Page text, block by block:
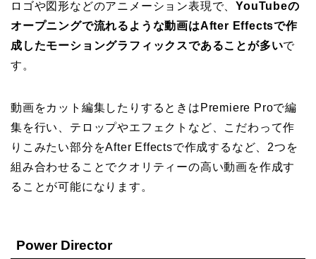
ロゴや図形などのアニメーション表現で、YouTubeの
オープニングで流れるような動画はAfter Effectsで作
成したモーショングラフィックスであることが多いで
す。
動画をカット編集したりするときはPremiere Proで編
集を行い、テロップやエフェクトなど、こだわって作
りこみたい部分をAfter Effectsで作成するなど、2つを
組み合わせることでクオリティーの高い動画を作成す
ることが可能になります。
Power Director